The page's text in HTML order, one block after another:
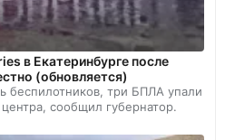
в Екатеринбурге после
(обновляется)
беспилотников, три БПЛА упали
сообщил губернатор.